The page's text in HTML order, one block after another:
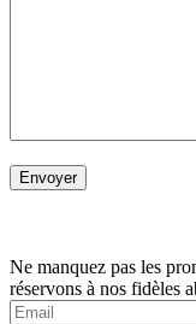
Ne manquez pas les
réservons à nos fidèles